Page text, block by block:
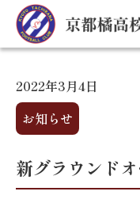
2022年3月4日
お知らせ
新グラウンド